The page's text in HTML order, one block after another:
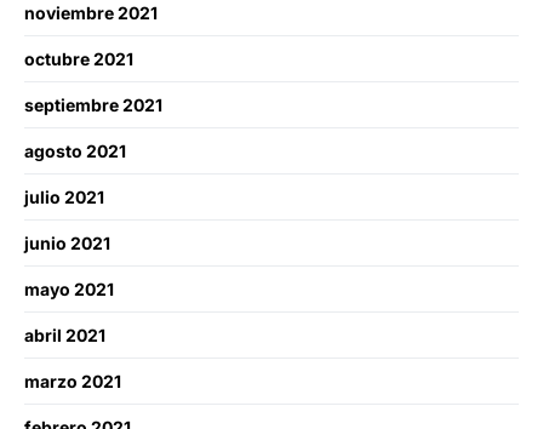
noviembre 2021
octubre 2021
septiembre 2021
agosto 2021
julio 2021
junio 2021
mayo 2021
abril 2021
marzo 2021